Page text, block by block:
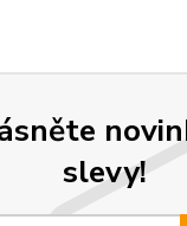
slevy!